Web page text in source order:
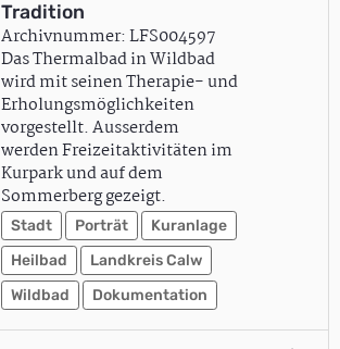
Tradition
Archivnummer: LFS004597
Das Thermalbad in Wildbad
wird mit seinen Therapie- und
Erholungsmöglichkeiten
vorgestellt. Ausserdem
werden Freizeitaktivitäten im
Kurpark und auf dem
Sommerberg gezeigt.
Stadt Porträt
Kuranlage
Heilbad
Landkreis Calw
Wildbad
Dokumentation